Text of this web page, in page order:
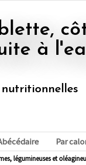
à
nutritionnelles
Par
légumineuses et